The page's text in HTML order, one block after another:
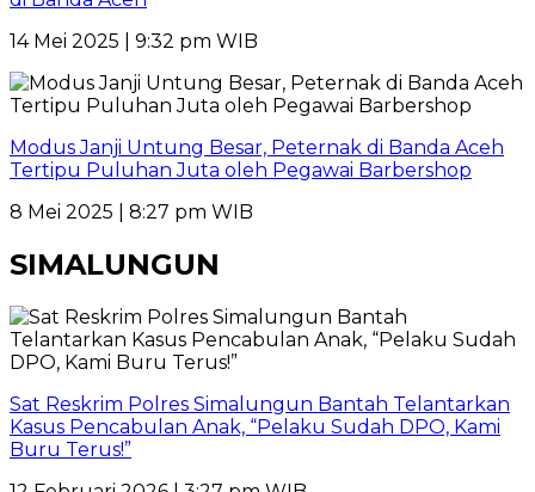
14 Mei 2025 | 9:32 pm WIB
Modus Janji Untung Besar, Peternak di Banda Aceh
Tertipu Puluhan Juta oleh Pegawai Barbershop
8 Mei 2025 | 8:27 pm WIB
SIMALUNGUN
Sat Reskrim Polres Simalungun Bantah Telantarkan
Kasus Pencabulan Anak, “Pelaku Sudah DPO, Kami
Buru Terus!”